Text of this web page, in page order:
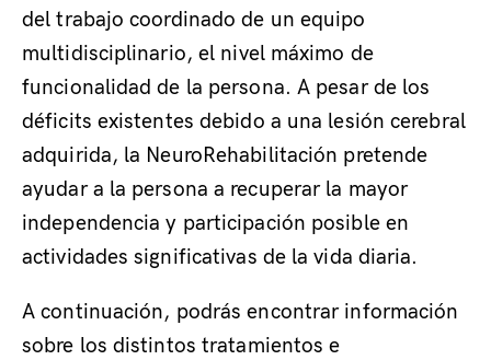
del trabajo coordinado de un equipo
multidisciplinario, el nivel máximo de
funcionalidad de la persona. A pesar de los
déficits existentes debido a una lesión cerebral
adquirida, la NeuroRehabilitación pretende
ayudar a la persona a recuperar la mayor
independencia y participación posible en
actividades significativas de la vida diaria.
A continuación, podrás encontrar información
sobre los distintos tratamientos e